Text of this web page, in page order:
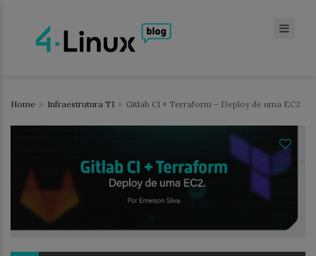
Home Infraestrutura TI Gitlab CI + Terraform – Deploy de uma EC2